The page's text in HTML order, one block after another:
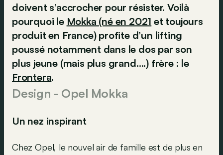
doivent s’accrocher pour résister. Voilà
pourquoi le Mokka (né en 2021 et toujours
produit en France) profite d’un lifting
poussé notamment dans le dos par son
plus jeune (mais plus grand….) frère : le
Frontera.
Design - Opel Mokka
Un nez inspirant
Chez Opel, le nouvel air de famille est de plus en